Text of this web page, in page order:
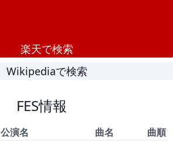
楽天で検索
Wikipediaで検索
FES情報
公演名 曲名 曲順